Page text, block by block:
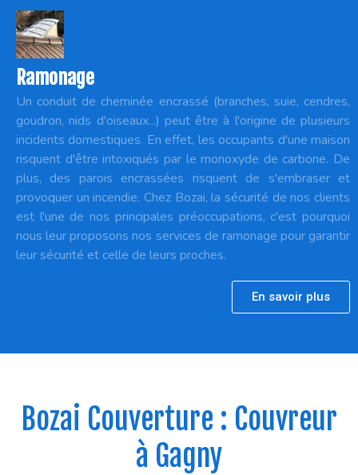
Ramonage
Un conduit de cheminée encrassé (branches, suie, cendres,
goudron, nids d'oiseaux...) peut être à l'origine de plusieurs
incidents domestiques. En effet, les occupants d'une maison
risquent d'être intoxiqués par le monoxyde de carbone. De
plus, des parois encrassées risquent de s'embraser et
provoquer un incendie. Chez Bozai, la sécurité de nos clients
est l'une de nos principales préoccupations, c'est pourquoi
nous leur proposons nos services de ramonage pour garantir
leur sécurité et celle de leurs proches.
En savoir plus
Bozai Couverture : Couvreur
à Gagny